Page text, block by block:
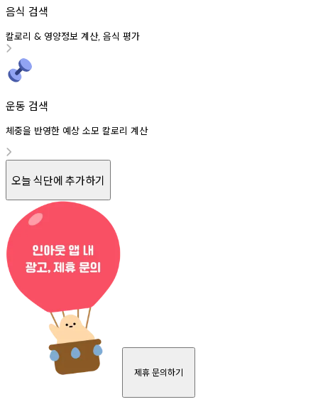
음식 검색
칼로리 & 영양정보 계산, 음식 평가
운동 검색
체중을 반영한 예상 소모 칼로리 계산
오늘 식단에 추가하기
제휴 문의하기